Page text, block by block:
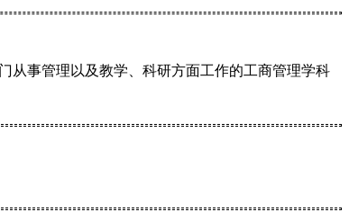
从事管理以及教学、科研方面工作的工商管理学科